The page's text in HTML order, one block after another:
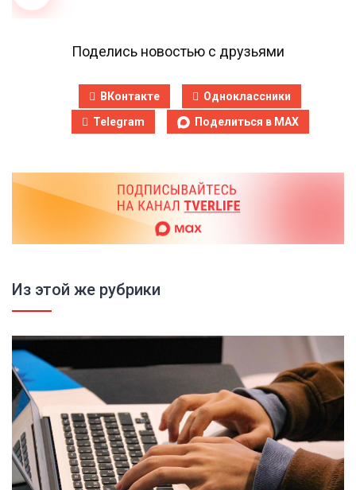
Поделись новостью с друзьями
ВКонтакте
Одноклассники
Telegram
Поделиться в MAX
Из этой же рубрики